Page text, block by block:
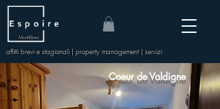
affitti brevi e stagionali | property management | servizi
Mont-Blanc
Coeur de Valdigne